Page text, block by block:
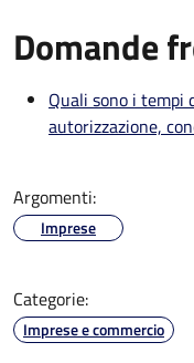
Domande
Quali sono i tempi
autorizzazione,
Argomenti:
Imprese
Categorie:
Imprese e commercio